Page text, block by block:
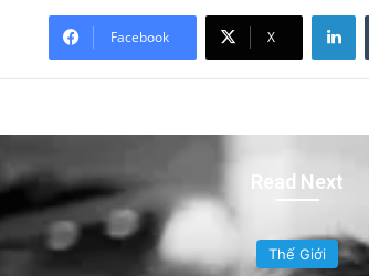
Facebook X
Read Next
Thế Giới